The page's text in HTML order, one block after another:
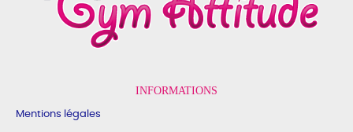
INFORMATIONS
Mentions légales